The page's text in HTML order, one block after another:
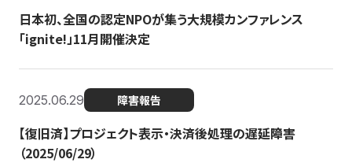
日本初、全国の認定NPOが集う大規模カンファレンス
「ignite!」11月開催決定
2025.06.29 障害報告
【復旧済】プロジェクト表示・決済後処理の遅延障害
（2025/06/29）